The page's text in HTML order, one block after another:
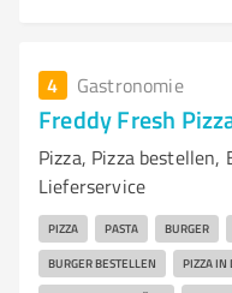
4 Gastronomie
Freddy Fresh
Pizza, Pizza
Lieferservice
PIZZA PASTA BURGER
BURGER BESTELLEN PIZZA IN